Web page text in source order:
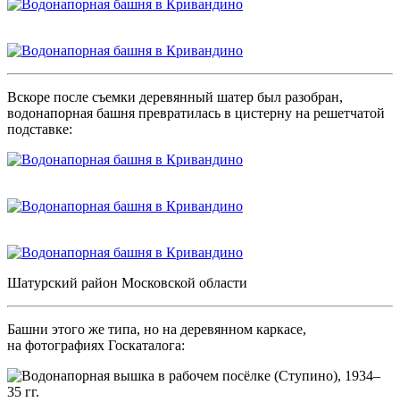
Вскоре после съемки деревянный шатер был разобран,
водонапорная башня превратилась в цистерну на решетчатой
подставке:
Шатурский район Московской области
Башни этого же типа, но на деревянном каркасе,
на фотографиях Госкаталога: